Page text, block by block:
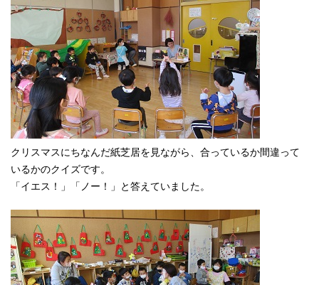
クリスマスにちなんだ紙芝居を見ながら、合っているか間違って
いるかのクイズです。
「イエス！」「ノー！」と答えていました。